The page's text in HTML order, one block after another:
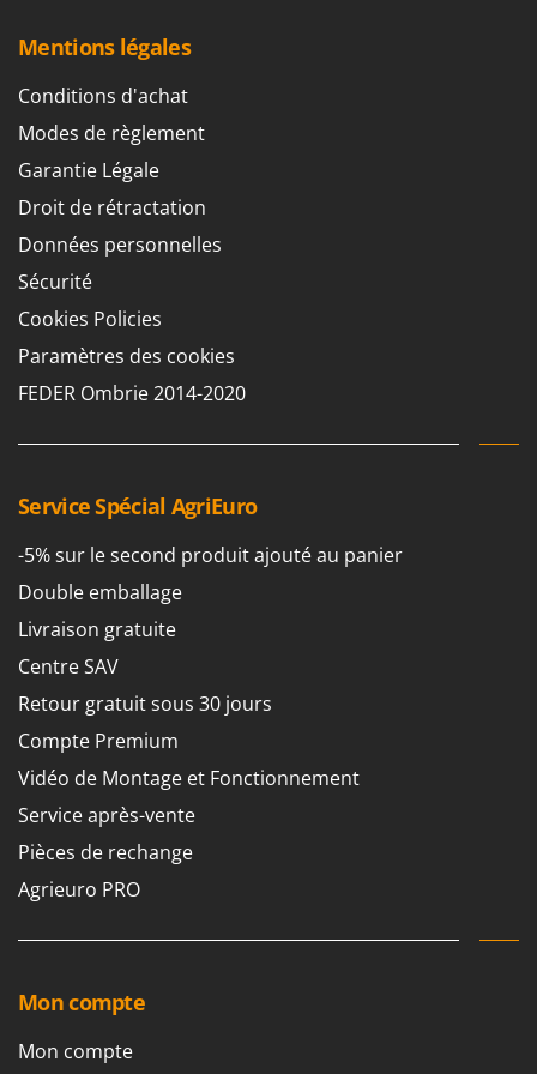
Machines sous vide
Motobineuses
Motofaucheuses
Motopompes pour irrigation
Moulins à farine
N
Nettoyeurs et Balais à vapeur
Nettoyeurs haute pression
Nettoyeurs tapis, moquettes et tapisseries
Pelles rétros pour tracteur
Perches Élagueuses
Pétrins à Spirale
Piscines
Plumeuses
Pompes d'irrigation à tracteur
Pompes de transfert
Pompes immergées électriques
Postes à souder
Poussoirs à saucisse
Pressoirs à fruits
Pressoirs à Raisin
FARMER
FBC
Ferrari Group
Ferroni
Ferrua
FIAC
FIEM
Fimar
FINI
Fiorentini
Flymo
Forest Master
Francini
G
G3 Ferrari
Gardena
Garofalo
GeoTech
GeoTech Pro
Gierre
Ginko - MGM
Gipeco
GreenBay
Greenworks
Mentions légales
Conditions d'achat
Modes de règlement
Garantie Légale
Droit de rétractation
Données personnelles
Sécurité
Cookies Policies
Paramètres des cookies
FEDER Ombrie 2014-2020
Service Spécial AgriEuro
-5% sur le second produit ajouté au panier
Double emballage
Livraison gratuite
Centre SAV
Retour gratuit sous 30 jours
Compte Premium
Vidéo de Montage et Fonctionnement
Service après-vente
Pièces de rechange
Agrieuro PRO
Mon compte
Mon compte